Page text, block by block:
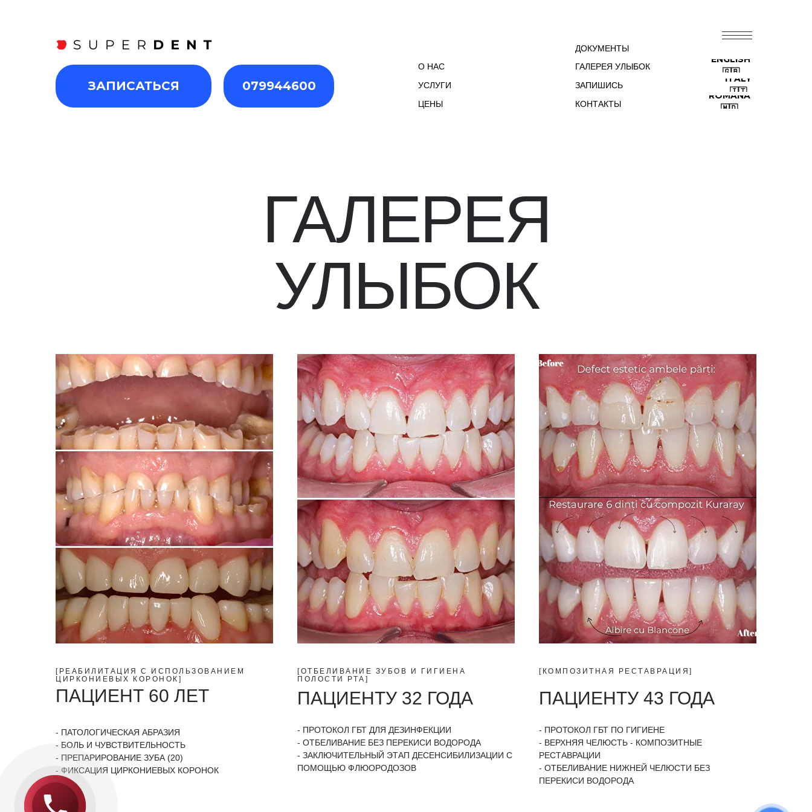
079944600
ЗАПИСАТЬСЯ
О НАС
УСЛУГИ
ЦЕНЫ
ДОКУМЕНТЫ
ГАЛЕРЕЯ УЛЫБОК
ЗАПИШИСЬ
КОНТАКТЫ
ROMÂNĂ
🇲🇩
ITALY
🇮🇹
ENGLISH
🇬🇧
[РЕАБИЛИТАЦИЯ С ИСПОЛЬЗОВАНИЕМ
ЦИРКОНИЕВЫХ КОРОНОК]
- ПАТОЛОГИЧЕСКАЯ АБРАЗИЯ
- БОЛЬ И ЧУВСТВИТЕЛЬНОСТЬ
- ПРЕПАРИРОВАНИЕ ЗУБА (20)
- ФИКСАЦИЯ ЦИРКОНИЕВЫХ КОРОНОК
[ОТБЕЛИВАНИЕ ЗУБОВ И ГИГИЕНА
ПОЛОСТИ РТА]
ПАЦИЕНТУ 32 ГОДА
- ПРОТОКОЛ ГБТ ДЛЯ ДЕЗИНФЕКЦИИ
- ОТБЕЛИВАНИЕ БЕЗ ПЕРЕКИСИ ВОДОРОДА
- ЗАКЛЮЧИТЕЛЬНЫЙ ЭТАП ДЕСЕНСИБИЛИЗАЦИИ С
ПОМОЩЬЮ ФЛЮОРОДОЗОВ
[КОМПОЗИТНАЯ РЕСТАВРАЦИЯ]
ПАЦИЕНТУ 43 ГОДА
- ПРОТОКОЛ ГБТ ПО ГИГИЕНЕ
- ВЕРХНЯЯ ЧЕЛЮСТЬ - КОМПОЗИТНЫЕ
РЕСТАВРАЦИИ
- ОТБЕЛИВАНИЕ НИЖНЕЙ ЧЕЛЮСТИ БЕЗ
ПЕРЕКИСИ ВОДОРОДА
ПАЦИЕНТ 60 ЛЕТ
ГАЛЕРЕЯ
УЛЫБОК